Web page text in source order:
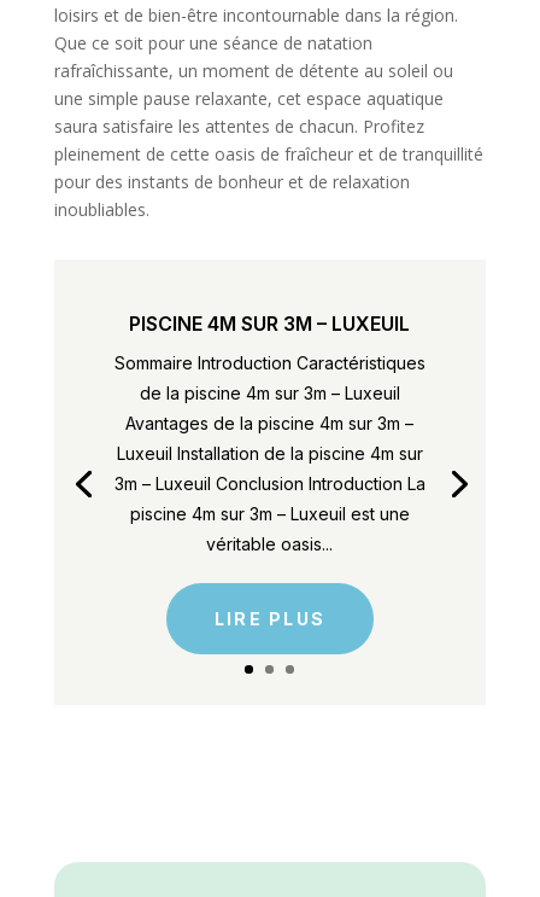
loisirs et de bien-être incontournable dans la région.
Que ce soit pour une séance de natation
rafraîchissante, un moment de détente au soleil ou
une simple pause relaxante, cet espace aquatique
saura satisfaire les attentes de chacun. Profitez
pleinement de cette oasis de fraîcheur et de tranquillité
pour des instants de bonheur et de relaxation
inoubliables.
PISCINE 4M SUR 3M – LUXEUIL
Sommaire Introduction Caractéristiques
de la piscine 4m sur 3m – Luxeuil
Avantages de la piscine 4m sur 3m –
Luxeuil Installation de la piscine 4m sur
3m – Luxeuil Conclusion Introduction La
piscine 4m sur 3m – Luxeuil est une
véritable oasis...
LIRE PLUS